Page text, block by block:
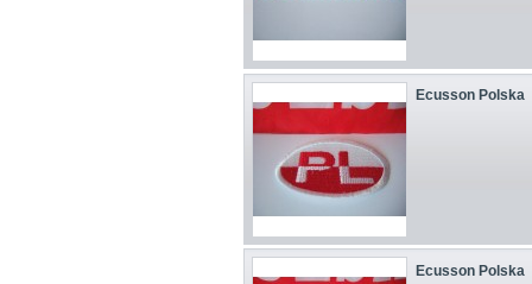
Ecusson Polska
Ecusson Polska